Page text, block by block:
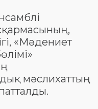
«Мәдениет
мәслихаттың